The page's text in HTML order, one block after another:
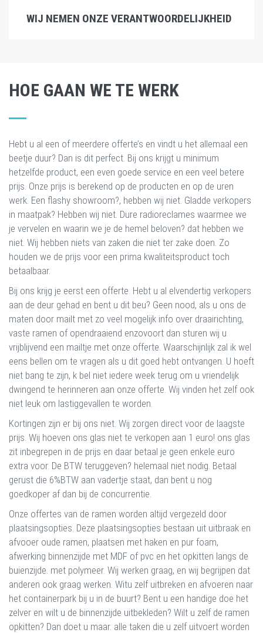
WIJ NEMEN ONZE VERANTWOORDELIJKHEID
HOE GAAN WE TE WERK
Hebt u al een of meerdere offerte’s en vindt u het allemaal een
beetje duur? Dan is dit perfect. Bij ons krijgt u minimum
hetzelfde product, een even goede service en een veel betere
prijs. Onze prijs is berekend op de producten en op de uren
werk. Een flashy showroom?, hebben wij niet. Gladde verkopers
in maatpak? Hebben wij niet. Dure radioreclames waarmee we
je vervelen en waarin we je de hemel beloven? dat hebben we
niet. Wij hebben niets van zaken die niet ter zake doen. Zo
houden we de prijs voor een prima kwaliteitsproduct toch
betaalbaar.
Bij ons krijg je eerst een offerte. Hebt u al elvendertig verkopers
aan de deur gehad en bent u dit beu? Geen nood, als u ons de
maten door mailt met zo veel mogelijk info over draairichting,
vaste ramen of opendraaiend enzovoort dan sturen wij u
vrijblijvend een mailtje met onze offerte. Waarschijnlijk zal ik wel
eens bellen om te vragen als u dit goed hebt ontvangen. U hoeft
niet bang te zijn, k bel niet iedere week terug om u vriendelijk
dwingend te herinneren aan onze offerte. Wij vinden het zelf ook
niet leuk om lastiggevallen te worden.
Kortingen zijn er bij ons niet. Wij zorgen direct voor de laagste
prijs. Wij hoeven ons glas niet te verkopen aan 1 euro! ons glas
zit inbegrepen in de prijs en daar betaal je geen enkele euro
extra voor. De BTW teruggeven? helemaal niet nodig. Betaal
gerust die 6%BTW aan vadertje staat, dan bent u nog
goedkoper af dan bij de concurrentie.
Onze offertes van de ramen worden altijd vergezeld door
plaatsingsopties. Deze plaatsingsopties bestaan uit uitbraak en
afvooer oude ramen, plaatsen met haken en pur foam,
afwerking binnenzijde met MDF of pvc en het opkitten langs de
buienzijde. met polymeer. Wij werken graag, en wij begrijpen dat
anderen ook graag werken. Witu zelf uitbreken en afvoeren naar
het containerpark bij u in de buurt? Bent u een handige doe het
zelver en wilt u de binnenzijde uitbekleden? Wilt u zelf de ramen
opkitten? Dan doet u maar. alle taken die u zelf uitvoert worden